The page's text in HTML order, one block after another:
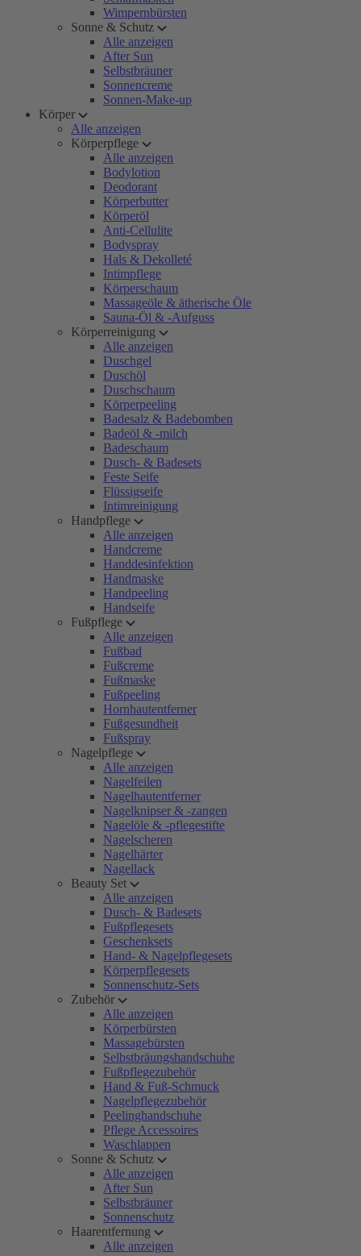
Wimpernbürsten
Sonne & Schutz
Alle anzeigen
After Sun
Selbstbräuner
Sonnencreme
Sonnen-Make-up
Körper
Alle anzeigen
Körperpflege
Alle anzeigen
Bodylotion
Deodorant
Körperbutter
Körperöl
Anti-Cellulite
Bodyspray
Hals & Dekolleté
Intimpflege
Körperschaum
Massageöle & ätherische Öle
Sauna-Öl & -Aufguss
Körperreinigung
Alle anzeigen
Duschgel
Duschöl
Duschschaum
Körperpeeling
Badesalz & Badebomben
Badeöl & -milch
Badeschaum
Dusch- & Badesets
Feste Seife
Flüssigseife
Intimreinigung
Handpflege
Alle anzeigen
Handcreme
Handdesinfektion
Handmaske
Handpeeling
Handseife
Fußpflege
Alle anzeigen
Fußbad
Fußcreme
Fußmaske
Fußpeeling
Hornhautentferner
Fußgesundheit
Fußspray
Nagelpflege
Alle anzeigen
Nagelfeilen
Nagelhautentferner
Nagelknipser & -zangen
Nagelöle & -pflegestifte
Nagelscheren
Nagelhärter
Nagellack
Beauty Set
Alle anzeigen
Dusch- & Badesets
Fußpflegesets
Geschenksets
Hand- & Nagelpflegesets
Körperpflegesets
Sonnenschutz-Sets
Zubehör
Alle anzeigen
Körperbürsten
Massagebürsten
Selbstbräungshandschuhe
Fußpflegezubehör
Hand & Fuß-Schmuck
Nagelpflegezubehör
Peelinghandschuhe
Pflege Accessoires
Waschlappen
Sonne & Schutz
Alle anzeigen
After Sun
Selbstbräuner
Sonnenschutz
Haarentfernung
Alle anzeigen